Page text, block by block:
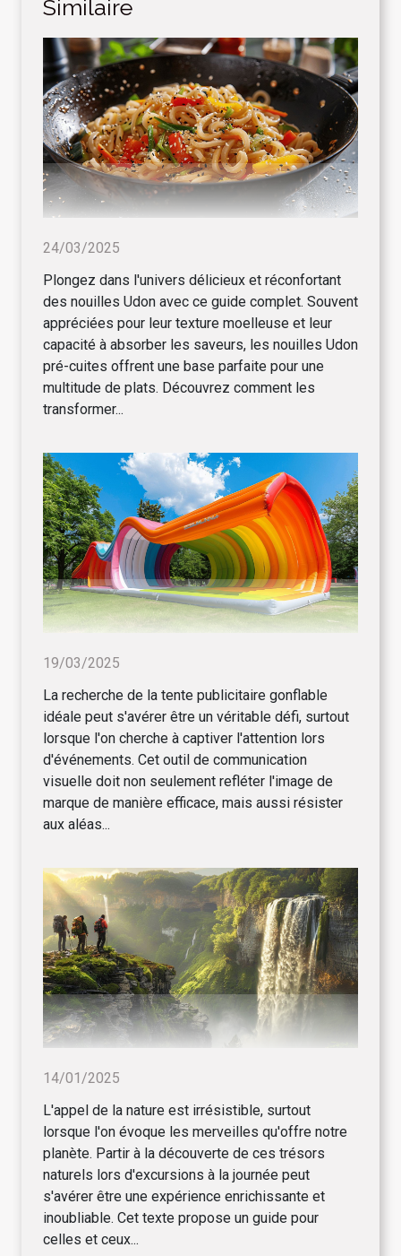
Similaire
24/03/2025
Plongez dans l'univers délicieux et réconfortant
des nouilles Udon avec ce guide complet. Souvent
appréciées pour leur texture moelleuse et leur
capacité à absorber les saveurs, les nouilles Udon
pré-cuites offrent une base parfaite pour une
multitude de plats. Découvrez comment les
transformer...
19/03/2025
La recherche de la tente publicitaire gonflable
idéale peut s'avérer être un véritable défi, surtout
lorsque l'on cherche à captiver l'attention lors
d'événements. Cet outil de communication
visuelle doit non seulement refléter l'image de
marque de manière efficace, mais aussi résister
aux aléas...
14/01/2025
L'appel de la nature est irrésistible, surtout
lorsque l'on évoque les merveilles qu'offre notre
planète. Partir à la découverte de ces trésors
naturels lors d'excursions à la journée peut
s'avérer être une expérience enrichissante et
inoubliable. Cet texte propose un guide pour
celles et ceux...